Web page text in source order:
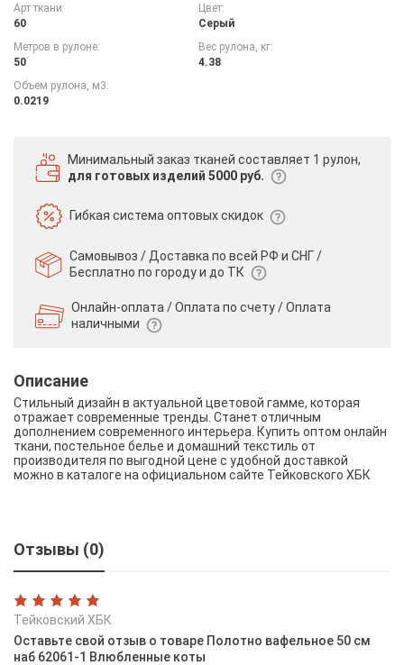
Арт ткани:
60
Цвет:
Серый
Метров в рулоне:
50
Вес рулона, кг:
4.38
Объем рулона, м3:
0.0219
Минимальный заказ тканей составляет 1 рулон,
для готовых изделий 5000 руб.
Гибкая системаоптовых скидок
Самовывоз / Доставка по всей РФ и СНГ /
Бесплатно по городу и до ТК
Онлайн-оплата / Оплата по счету /Оплата
наличными
Описание
Стильный дизайн в актуальной цветовой гамме, которая
отражает современные тренды. Станет отличным
дополнением современного интерьера. Купить оптом онлайн
ткани, постельное белье и домашний текстиль от
производителя по выгодной цене с удобной доставкой
можно в каталоге на официальном сайте Тейковского ХБК
Отзывы (0)
Тейковский ХБК
Оставьте свой отзыв о товаре Полотно вафельное 50 см
наб 62061-1 Влюбленные коты